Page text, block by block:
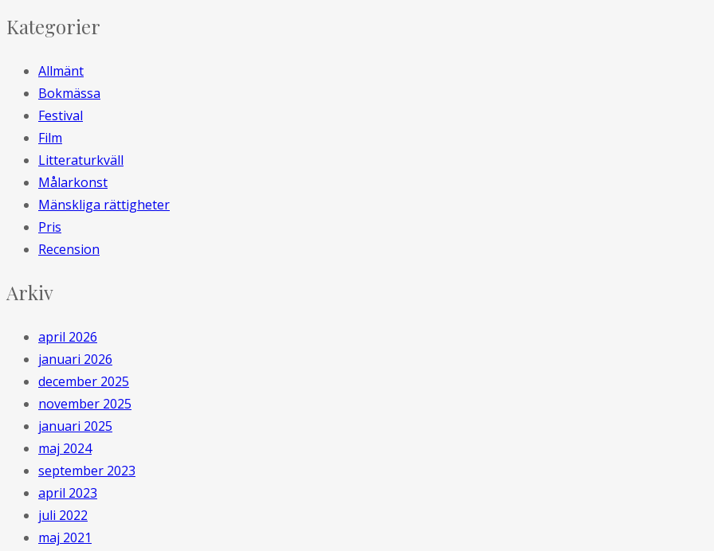
Kategorier
Allmänt
Bokmässa
Festival
Film
Litteraturkväll
Målarkonst
Mänskliga rättigheter
Pris
Recension
Arkiv
april 2026
januari 2026
december 2025
november 2025
januari 2025
maj 2024
september 2023
april 2023
juli 2022
maj 2021